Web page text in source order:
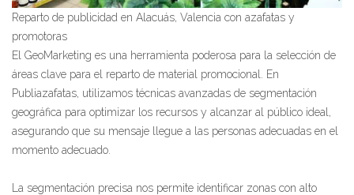
Reparto de publicidad en Alacuás, Valencia con azafatas y
promotoras
El GeoMarketing es una herramienta poderosa para la selección de
áreas clave para el reparto de material promocional. En
Publiazafatas, utilizamos técnicas avanzadas de segmentación
geográfica para optimizar los recursos y alcanzar al público ideal,
asegurando que su mensaje llegue a las personas adecuadas en el
momento adecuado.
La segmentación precisa nos permite identificar zonas con alto